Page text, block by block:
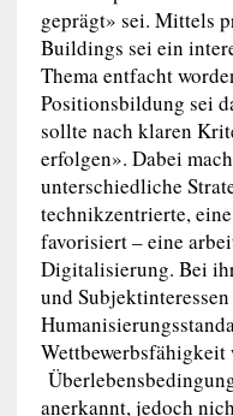
geprägt» sei. Mittels
Buildings sei ein
Thema entfacht
Positionsbildung sei
sollte nach klaren
erfolgen». Dabei
unterschiedliche
technikzentrierte,
favorisiert – eine
Digitalisierung. Bei
und
Wettbewerbsfähigkeit
anerkannt, jedoch